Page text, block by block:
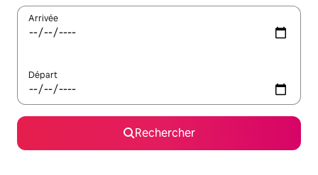
Arrivée
Départ
Rechercher